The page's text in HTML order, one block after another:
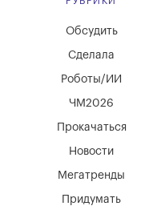
Мегатренды
Придумать
Новости
Обсудить
Сделала
Роботы/ИИ
ЧМ2026
Прокачаться